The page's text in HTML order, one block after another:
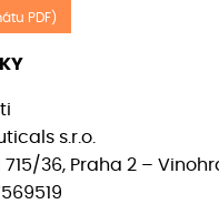
PDF)
s.r.o.
36, Praha 2 –